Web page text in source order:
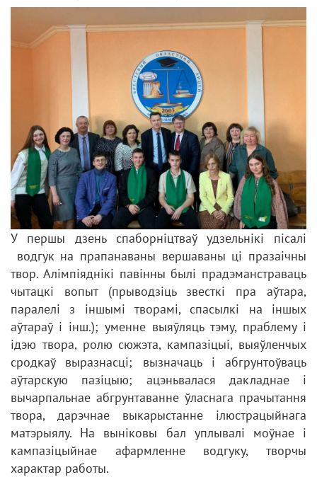
У першы дзень спаборніцтваў удзельнікі пісалі
водгук на прапанаваны вершаваны ці празаічны
твор. Алімпіяднікі павінны былі прадэманстраваць
чытацкі вопыт (прыводзіць звесткі пра аўтара,
паралелі з іншымі творамі, спасылкі на іншых
аўтараў і інш.); уменне выяўляць тэму, праблему і
ідэю твора, ролю сюжэта, кампазіцыі, выяўленчых
сродкаў выразнасці; вызначаць і абгрунтоўваць
аўтарскую пазіцыю; ацэньвалася дакладнае і
вычарпальнае абгрунтаванне ўласнага прачытання
твора, дарэчнае выкарыстанне ілюстрацыйнага
матэрыялу. На выніковы бал уплывалі моўнае і
кампазіцыйнае афармленне водгуку, творчы
характар работы.